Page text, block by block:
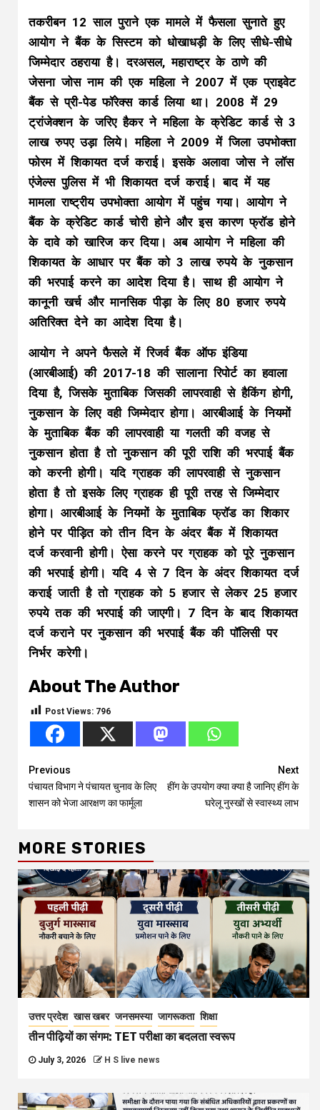
तकरीबन 12 साल पुराने एक मामले में फैसला सुनाते हुए
आयोग ने बैंक के सिस्टम को धोखाधड़ी के लिए सीधे-सीधे
जिम्मेदार ठहराया है। दरअसल, महाराष्ट्र के ठाणे की
जेसना जोस नाम की एक महिला ने 2007 में एक प्राइवेट
बैंक से प्री-पेड फॉरेक्स कार्ड लिया था। 2008 में 29
ट्रांजेक्शन के जरिए हैकर ने महिला के क्रेडिट कार्ड से 3
लाख रुपए उड़ा लिये। महिला ने 2009 में जिला उपभोक्ता
फोरम में शिकायत दर्ज कराई। इसके अलावा जोस ने लॉस
एंजेल्स पुलिस में भी शिकायत दर्ज कराई। बाद में यह
मामला राष्ट्रीय उपभोक्ता आयोग में पहुंच गया। आयोग ने
बैंक के क्रेडिट कार्ड चोरी होने और इस कारण फ्रॉड होने
के दावे को खारिज कर दिया। अब आयोग ने महिला की
शिकायत के आधार पर बैंक को 3 लाख रुपये के नुकसान
की भरपाई करने का आदेश दिया है। साथ ही आयोग ने
कानूनी खर्च और मानसिक पीड़ा के लिए 80 हजार रुपये
अतिरिक्त देने का आदेश दिया है।
आयोग ने अपने फैसले में रिजर्व बैंक ऑफ इंडिया
(आरबीआई) की 2017-18 की सालाना रिपोर्ट का हवाला
दिया है, जिसके मुताबिक जिसकी लापरवाही से हैकिंग होगी,
नुकसान के लिए वही जिम्मेदार होगा। आरबीआई के नियमों
के मुताबिक बैंक की लापरवाही या गलती की वजह से
नुकसान होता है तो नुकसान की पूरी राशि की भरपाई बैंक
को करनी होगी। यदि ग्राहक की लापरवाही से नुकसान
होता है तो इसके लिए ग्राहक ही पूरी तरह से जिम्मेदार
होगा। आरबीआई के नियमों के मुताबिक फ्रॉड का शिकार
होने पर पीड़ित को तीन दिन के अंदर बैंक में शिकायत
दर्ज करवानी होगी। ऐसा करने पर ग्राहक को पूरे नुकसान
की भरपाई होगी। यदि 4 से 7 दिन के अंदर शिकायत दर्ज
कराई जाती है तो ग्राहक को 5 हजार से लेकर 25 हजार
रुपये तक की भरपाई की जाएगी। 7 दिन के बाद शिकायत
दर्ज कराने पर नुकसान की भरपाई बैंक की पॉलिसी पर
निर्भर करेगी।
About The Author
Post Views: 796
Continue
Reading
Previous
पंचायत विभाग ने पंचायत चुनाव के लिए
शासन को भेजा आरक्षण का फार्मूला
Next
हींग के उपयोग क्या क्या है जानिए हींग के
घरेलू नुस्खों से स्वास्थ्य लाभ
MORE STORIES
उत्तर प्रदेश खास खबर जनसमस्या जागरूकता शिक्षा
तीन पीढ़ियों का संगम: TET परीक्षा का बदलता स्वरूप
July 3, 2026 H S live news